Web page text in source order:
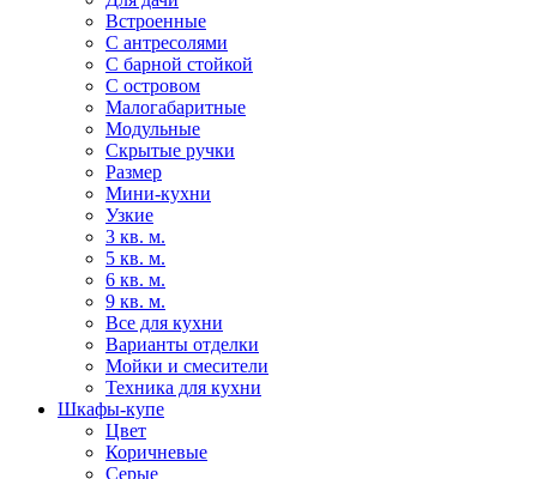
Встроенные
С антресолями
С барной стойкой
С островом
Малогабаритные
Модульные
Скрытые ручки
Размер
Мини-кухни
Узкие
3 кв. м.
5 кв. м.
6 кв. м.
9 кв. м.
Все для кухни
Варианты отделки
Мойки и смесители
Техника для кухни
Шкафы-купе
Цвет
Коричневые
Серые